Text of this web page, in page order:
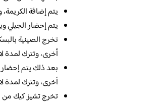
يتم إضافة
يتم إحضار الجيلي
تخرج الصينية
أخرى، وتترك لمدة
بعد ذلك يتم إحضار
أخرى، وتترك لمدة
تخرج تشيز كيك من